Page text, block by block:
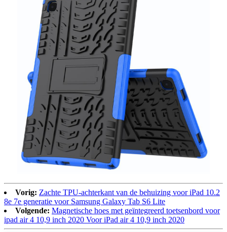
Vorig: Zachte TPU-achterkant van de behuizing voor iPad 10.2
8e 7e generatie voor Samsung Galaxy Tab S6 Lite
Volgende: Magnetische hoes met geïntegreerd toetsenbord voor
ipad air 4 10,9 inch 2020 Voor iPad air 4 10,9 inch 2020